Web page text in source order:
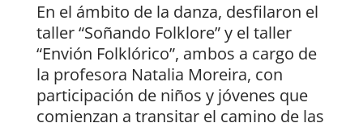
En el ámbito de la danza, desfilaron el
taller “Soñando Folklore” y el taller
“Envión Folklórico”, ambos a cargo de
la profesora Natalia Moreira, con
participación de niños y jóvenes que
comienzan a transitar el camino de las